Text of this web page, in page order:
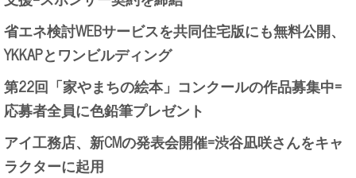
省エネ検討WEBサービスを共同住宅版にも無料公開、
YKKAPとワンビルディング
第22回「家やまちの絵本」コンクールの作品募集中=
応募者全員に色鉛筆プレゼント
アイ工務店、新CMの発表会開催=渋谷凪咲さんをキャ
ラクターに起用